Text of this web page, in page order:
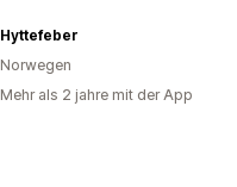
Hyttefeber
Norwegen
Mehr als 2 jahre mit der App